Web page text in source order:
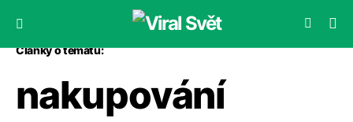
Články o tématu:
nakupování